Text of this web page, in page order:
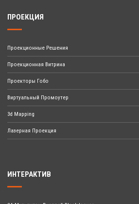
ПРОЕКЦИЯ
Проекционные Решения
Проекционная Витрина
Проекторы Гобо
Виртуальный Промоутер
3d Mapping
Лазерная Проекция
ИНТЕРАКТИВ